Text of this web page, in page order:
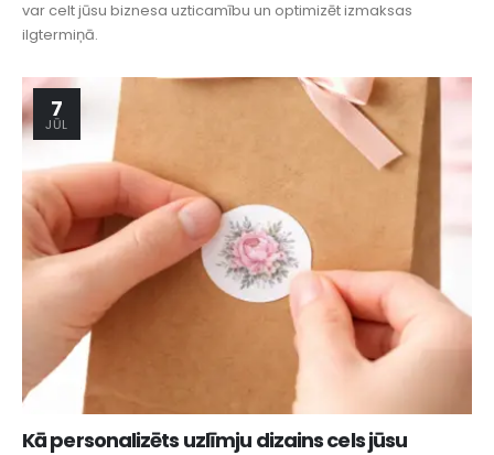
var celt jūsu biznesa uzticamību un optimizēt izmaksas
ilgtermiņā.
7
JŪL
Kā personalizēts uzlīmju dizains cels jūsu